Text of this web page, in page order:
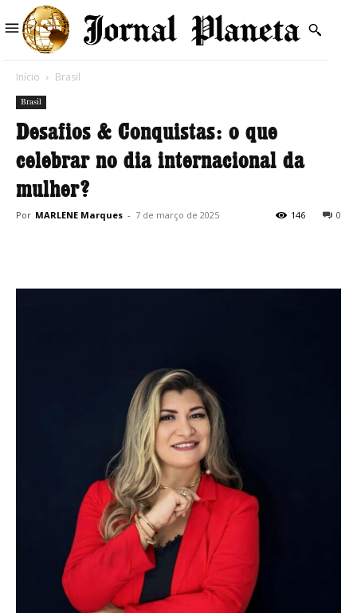
Início Brasil
Brasil
Desafios & Conquistas: o que
celebrar no dia internacional da
mulher?
Por MARLENE Marques - 7 de março de 2025 0
146